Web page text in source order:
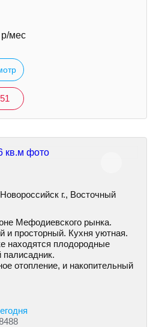
р/мес
г., Восточный
Мефодиевского рынка.
и просторный. Кухня уютная.
находятся плодородные
отопление, и накопительный